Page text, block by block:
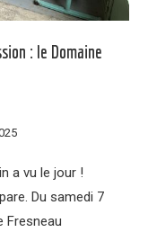
: le Domaine
a vu le jour !
Du samedi 7
Fresneau